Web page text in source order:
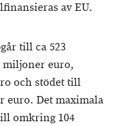
av EU.
till ca 523
miljoner euro,
och stödet till
euro. Det maximala
omkring 104